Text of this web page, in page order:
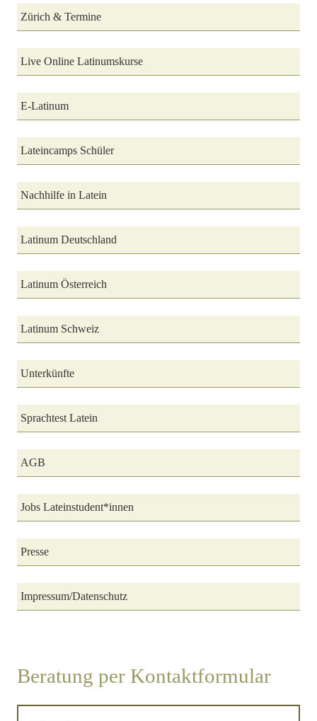
Zürich & Termine
Live Online Latinumskurse
E-Latinum
Lateincamps Schüler
Nachhilfe in Latein
Latinum Deutschland
Latinum Österreich
Latinum Schweiz
Unterkünfte
Sprachtest Latein
AGB
Jobs Lateinstudent*innen
Presse
Impressum/Datenschutz
Beratung per Kontaktformular